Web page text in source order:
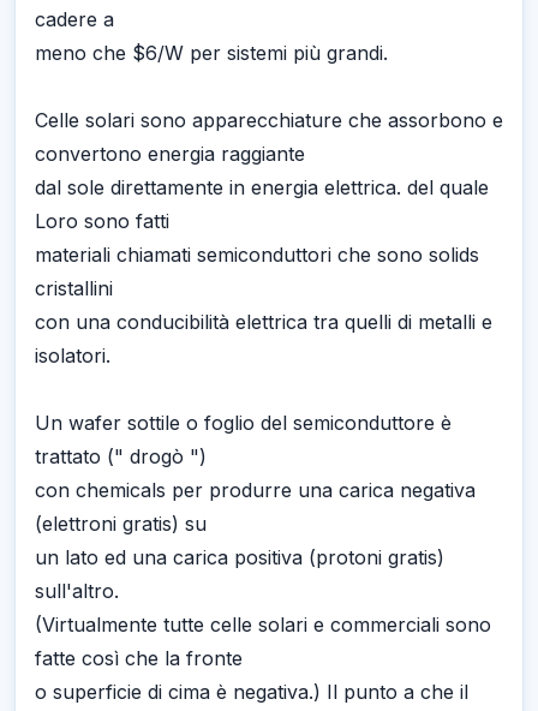
cadere a
meno che $6/W per sistemi più grandi.
Celle solari sono apparecchiature che assorbono e
convertono energia raggiante
dal sole direttamente in energia elettrica. del quale
Loro sono fatti
materiali chiamati semiconduttori che sono solids
cristallini
con una conducibilità elettrica tra quelli di metalli e
isolatori.
Un wafer sottile o foglio del semiconduttore è
trattato (" drogò ")
con chemicals per produrre una carica negativa
(elettroni gratis) su
un lato ed una carica positiva (protoni gratis)
sull'altro.
(Virtualmente tutte celle solari e commerciali sono
fatte così che la fronte
o superficie di cima è negativa.) Il punto a che il